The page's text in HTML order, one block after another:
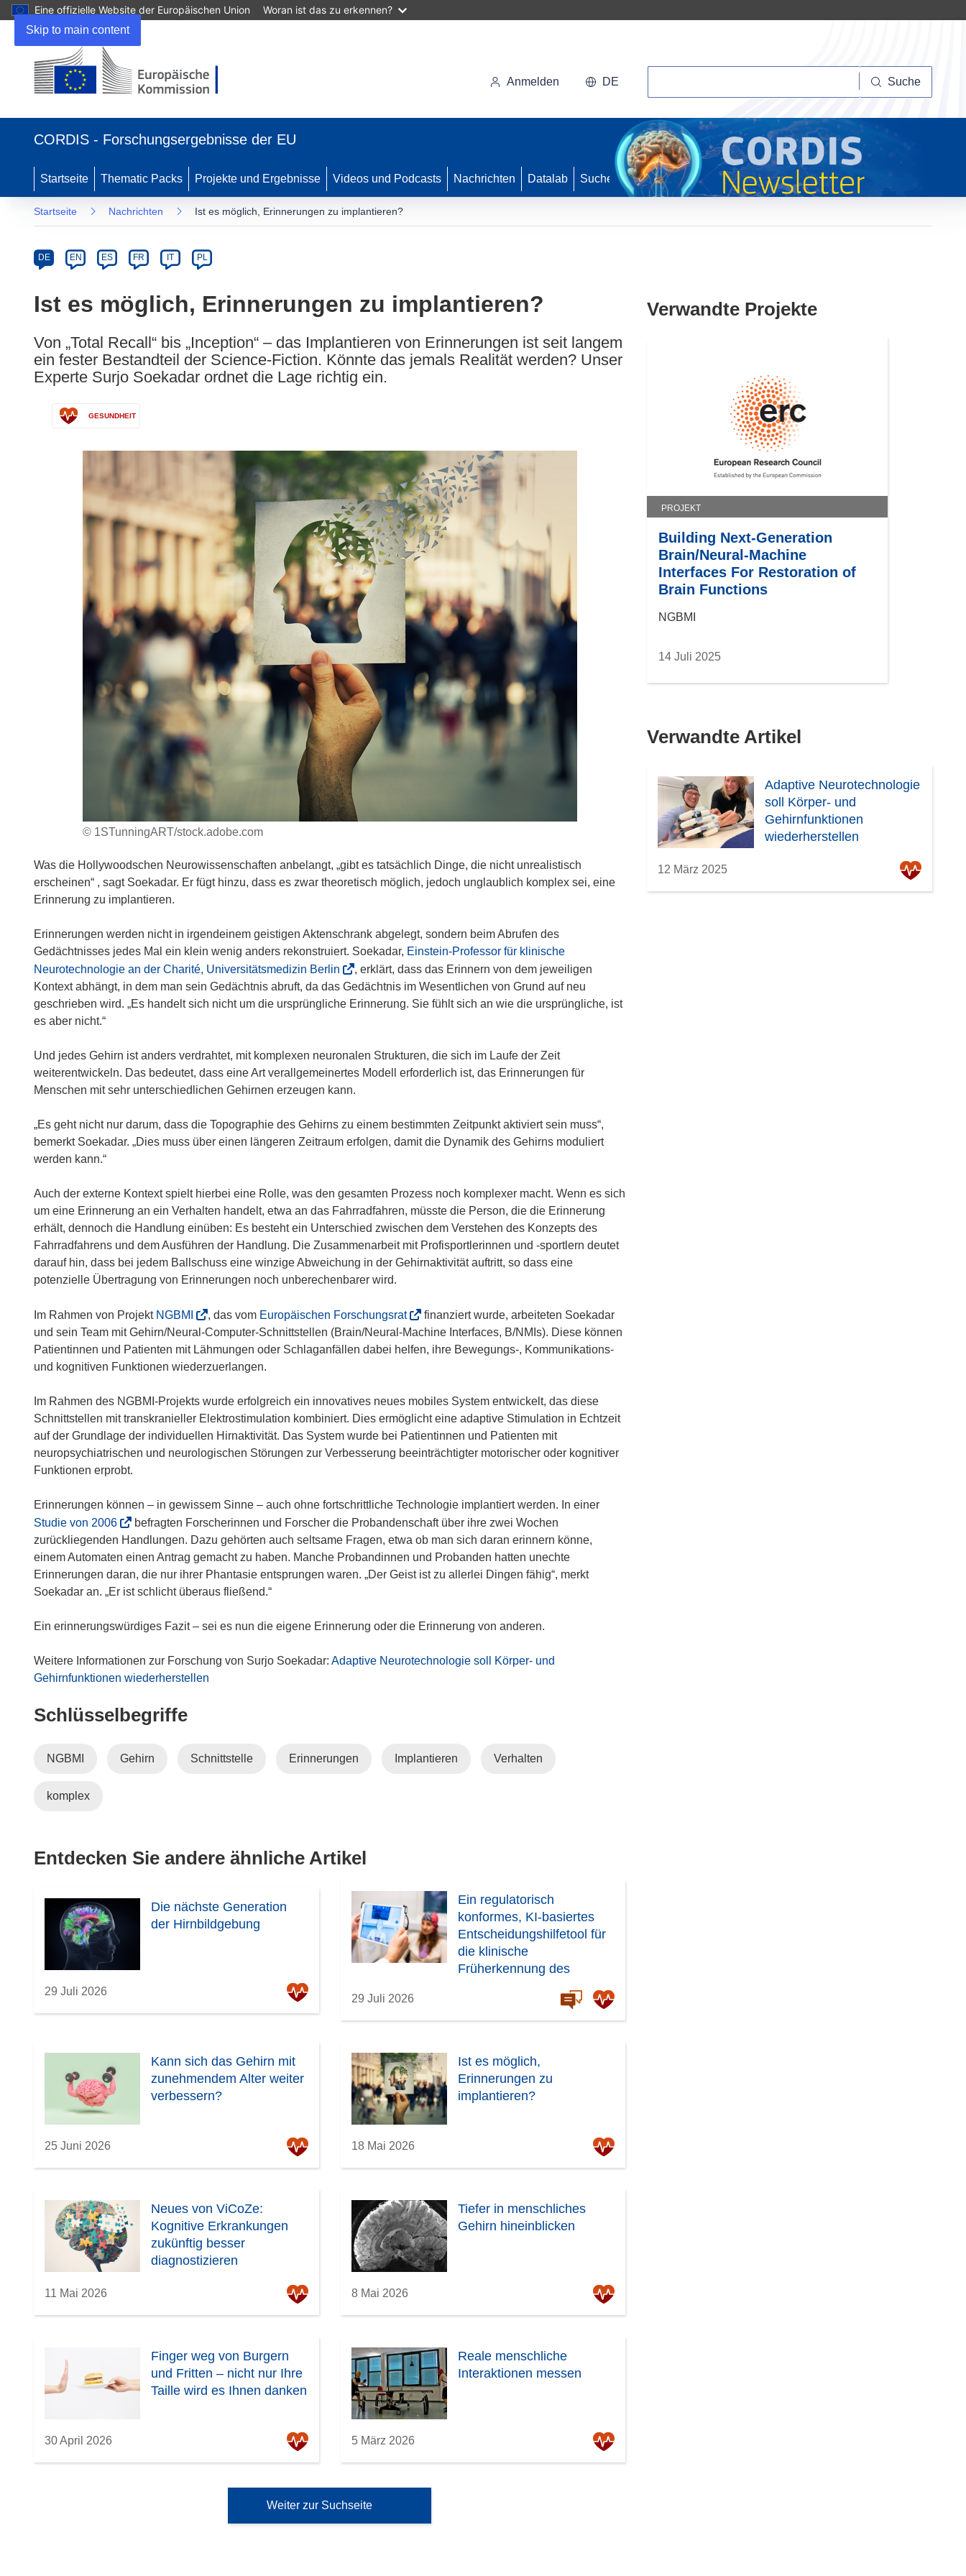
Skip to main content
Eine offizielle Website der Europäischen Union Woran ist das zu erkennen?
neuem
Anmelden DE Suche
CORDIS - Forschungsergebnisse der EU
Startseite Thematic Packs Projekte und Ergebnisse Videos und Podcasts Nachrichten Datalab Suche
Startseite Nachrichten Ist es möglich, Erinnerungen zu implantieren?
Category
Article
available
the
languages:
DE EN ES FR IT PL
Ist es möglich, Erinnerungen zu implantieren?
Von „Total Recall“ bis „Inception“ – das Implantieren von Erinnerungen ist seit langem
ein fester Bestandteil der Science-Fiction. Könnte das jemals Realität werden? Unser
Experte Surjo Soekadar ordnet die Lage richtig ein.
GESUNDHEIT
© 1STunningART/stock.adobe.com
Was die Hollywoodschen Neurowissenschaften anbelangt, „gibt es tatsächlich Dinge, die nicht unrealistisch
erscheinen“ , sagt Soekadar. Er fügt hinzu, dass es zwar theoretisch möglich, jedoch unglaublich komplex sei, eine
Erinnerung zu implantieren.
Erinnerungen werden nicht in irgendeinem geistigen Aktenschrank abgelegt, sondern beim Abrufen des
Gedächtnisses jedes Mal ein klein wenig anders rekonstruiert. Soekadar, Einstein-Professor für klinische
Neurotechnologie an der Charité, Universitätsmedizin Berlin
ö
f
e
t
i
n
e
m
F
e
n
s
t
r
)
, erklärt, dass das Erinnern von dem jeweiligen
Kontext abhängt, in dem man sein Gedächtnis abruft, da das Gedächtnis im Wesentlichen von Grund auf neu
geschrieben wird. „Es handelt sich nicht um die ursprüngliche Erinnerung. Sie fühlt sich an wie die ursprüngliche, ist
es aber nicht.“
Und jedes Gehirn ist anders verdrahtet, mit komplexen neuronalen Strukturen, die sich im Laufe der Zeit
weiterentwickeln. Das bedeutet, dass eine Art verallgemeinertes Modell erforderlich ist, das Erinnerungen für
Menschen mit sehr unterschiedlichen Gehirnen erzeugen kann.
„Es geht nicht nur darum, dass die Topographie des Gehirns zu einem bestimmten Zeitpunkt aktiviert sein muss“,
bemerkt Soekadar. „Dies muss über einen längeren Zeitraum erfolgen, damit die Dynamik des Gehirns moduliert
werden kann.“
Auch der externe Kontext spielt hierbei eine Rolle, was den gesamten Prozess noch komplexer macht. Wenn es sich
um eine Erinnerung an ein Verhalten handelt, etwa an das Fahrradfahren, müsste die Person, die die Erinnerung
erhält, dennoch die Handlung einüben: Es besteht ein Unterschied zwischen dem Verstehen des Konzepts des
Fahrradfahrens und dem Ausführen der Handlung. Die Zusammenarbeit mit Profisportlerinnen und -sportlern deutet
darauf hin, dass bei jedem Ballschuss eine winzige Abweichung in der Gehirnaktivität auftritt, so dass eine
potenzielle Übertragung von Erinnerungen noch unberechenbarer wird.
Im Rahmen von Projekt NGBMI
ö
f
f
e
t
i
n
u
e
m
F
e
n
t
r
)
, das vom Europäischen Forschungsrat(
ö
f
e
t
i
n
u
e
m
F
e
t
r
finanziert wurde, arbeiteten Soekadar
und sein Team mit Gehirn/Neural-Computer-Schnittstellen (Brain/Neural-Machine Interfaces, B/NMIs). Diese können
Patientinnen und Patienten mit Lähmungen oder Schlaganfällen dabei helfen, ihre Bewegungs-, Kommunikations-
und kognitiven Funktionen wiederzuerlangen.
Im Rahmen des NGBMI-Projekts wurde erfolgreich ein innovatives neues mobiles System entwickelt, das diese
Schnittstellen mit transkranieller Elektrostimulation kombiniert. Dies ermöglicht eine adaptive Stimulation in Echtzeit
auf der Grundlage der individuellen Hirnaktivität. Das System wurde bei Patientinnen und Patienten mit
neuropsychiatrischen und neurologischen Störungen zur Verbesserung beeinträchtigter motorischer oder kognitiver
Funktionen erprobt.
Erinnerungen können – in gewissem Sinne – auch ohne fortschrittliche Technologie implantiert werden. In einer
Studie von 2006(
ö
f
f
n
t
n
n
u
F
r
befragten Forscherinnen und Forscher die Probandenschaft über ihre zwei Wochen
zurückliegenden Handlungen. Dazu gehörten auch seltsame Fragen, etwa ob man sich daran erinnern könne,
einem Automaten einen Antrag gemacht zu haben. Manche Probandinnen und Probanden hatten unechte
Erinnerungen daran, die nur ihrer Phantasie entsprungen waren. „Der Geist ist zu allerlei Dingen fähig“, merkt
Soekadar an. „Er ist schlicht überaus fließend.“
Ein erinnerungswürdiges Fazit – sei es nun die eigene Erinnerung oder die Erinnerung von anderen.
Weitere Informationen zur Forschung von Surjo Soekadar: Adaptive Neurotechnologie soll Körper- und
Gehirnfunktionen wiederherstellen
Schlüsselbegriffe
NGBMI Gehirn Schnittstelle Erinnerungen Implantieren Verhalten
komplex
Entdecken Sie andere ähnliche Artikel
Die nächste Generation
der Hirnbildgebung
29 Juli 2026
Ein regulatorisch
konformes, KI-basiertes
Entscheidungshilfetool für
die klinische
Früherkennung des
29 Juli 2026
Kann sich das Gehirn mit
zunehmendem Alter weiter
verbessern?
25 Juni 2026
Ist es möglich,
Erinnerungen zu
implantieren?
18 Mai 2026
Neues von ViCoZe:
Kognitive Erkrankungen
zukünftig besser
diagnostizieren
11 Mai 2026
Tiefer in menschliches
Gehirn hineinblicken
8 Mai 2026
Finger weg von Burgern
und Fritten – nicht nur Ihre
Taille wird es Ihnen danken
30 April 2026
Reale menschliche
Interaktionen messen
5 März 2026
Weiter zur Suchseite
Verwandte Projekte
PROJEKT
Building Next-Generation
Brain/Neural-Machine
Interfaces For Restoration of
Brain Functions
NGBMI
14 Juli 2025
Verwandte Artikel
Adaptive Neurotechnologie
soll Körper- und
Gehirnfunktionen
wiederherstellen
12 März 2025